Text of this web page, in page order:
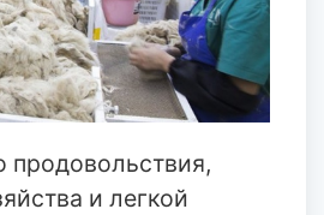
продовольствия,
и легкой